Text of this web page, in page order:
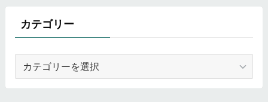
カテゴリー
ゴ